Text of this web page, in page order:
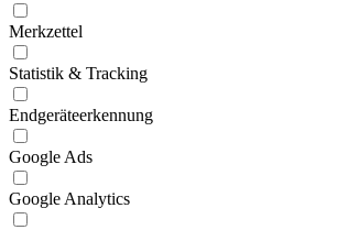
Merkzettel
Statistik & Tracking
Endgeräteerkennung
Google Ads
Google Analytics